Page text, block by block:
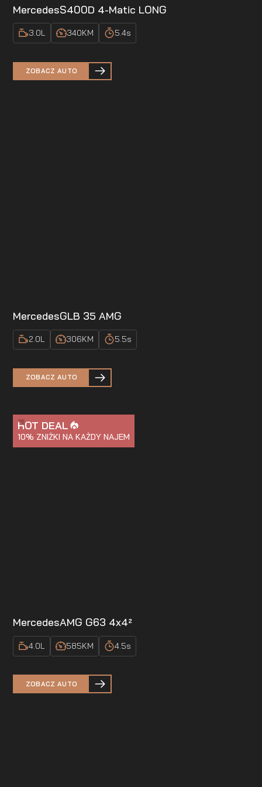
MercedesS400D 4-Matic LONG
3.0L 340KM 5.4s
ZOBACZ AUTO
MercedesGLB 35 AMG
2.0L 306KM 5.5s
ZOBACZ AUTO
HOT DEAL
10% ZNIŻKI NA KAŻDY NAJEM
MercedesAMG G63 4x4²
4.0L 585KM 4.5s
ZOBACZ AUTO